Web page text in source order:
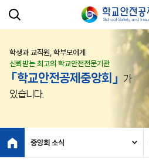
학생과 교직원, 학부모에게
신뢰받는 최고의 학교안전전문기관
「학교안전공제중앙회」
가
있습니다.
중앙회 소식